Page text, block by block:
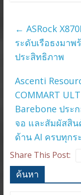
← ASRock
ระดับเรือธงมา
ประสิทธิภาพ
Ascenti
COMMART
Barebone ประ
จอ และสัมผัสสิน
ด้าน AI ครบทุกร
Share This Post:
ค้นหา